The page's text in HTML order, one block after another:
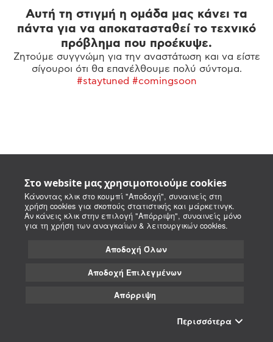
Στο website μας χρησιμοποιούμε cookies
Κάνοντας κλικ στο κουμπί "Αποδοχή", συναινείς στη
χρήση cookies για σκοπούς στατιστικής και μάρκετινγκ.
Αν κάνεις κλικ στην επιλογή "Απόρριψη", συναινείς μόνο
για τη χρήση των αναγκαίων & λειτουργικών cookies.
Αποδοχή Όλων
Αποδοχή Επιλεγμένων
Απόρριψη
Περισσότερα
Αυτή τη στιγμή η ομάδα μας κάνει τα
πάντα για να αποκατασταθεί το τεχνικό
πρόβλημα που προέκυψε.
Ζητούμε συγγνώμη για την αναστάτωση και να είστε
σίγουροι ότι θα επανέλθουμε πολύ σύντομα.
#staytuned #comingsoon